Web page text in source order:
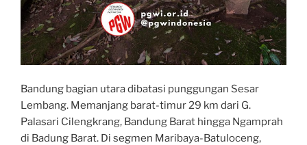
Bandung bagian utara dibatasi punggungan Sesar
Lembang. Memanjang barat-timur 29 km dari G.
Palasari Cilengkrang, Bandung Barat hingga Ngamprah
di Badung Barat. Di segmen Maribaya-Batuloceng,